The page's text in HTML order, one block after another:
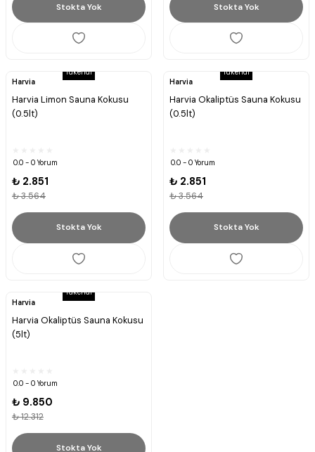
Stokta Yok Stokta Yok
Tükendi
Harvia
Harvia Limon Sauna Kokusu
(0.5lt)
0.0 - 0 Yorum
₺ 2.851
₺ 3.564
Stokta Yok
Tükendi
Harvia
Harvia Okaliptüs Sauna Kokusu
(0.5lt)
0.0 - 0 Yorum
₺ 2.851
₺ 3.564
Stokta Yok
Tükendi
Harvia
Harvia Okaliptüs Sauna Kokusu
(5lt)
0.0 - 0 Yorum
₺ 9.850
₺ 12.312
Stokta Yok